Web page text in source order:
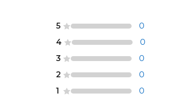
5
0
4
0
3
0
2
0
1
0